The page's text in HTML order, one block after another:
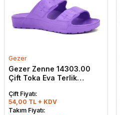
Gezer
Gezer Zenne 14303.00
Çift Toka Eva Terlik
Çift Fiyatı:
54,00 TL + KDV
Takım Fiyatı: